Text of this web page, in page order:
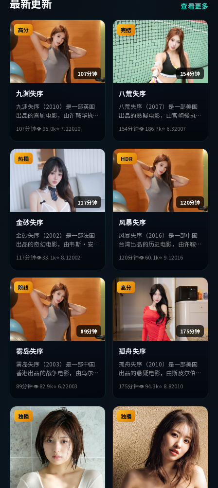
最新更新 查看更多
107分钟
高分
九渊失序
九渊失序（2010）是一部英国
出品的喜剧电影，由许鞍华执
演。影片在叙事与视听上力求突
破，探讨人性与抉择，节奏张弛
有度，适合喜欢该类型的观众完
整观看。
107分钟👁95.0k⭐7.22010
154分钟
完结
八荒失序
八荒失序（2007）是一部美国
出品的悬疑电影，由宫崎骏执
等主演。影片在叙事与视听上力
求突破，探讨人性与抉择，节奏
张弛有度，适合喜欢该类型的观
众完整观看。
154分钟👁186.7k⭐ 6.32007
117分钟
热播
金砂失序
金砂失序（2002）是一部法国
出品的奇幻电影，由韦斯·安
达亚等主演。影片在叙事与视听
上力求突破，探讨人性与抉择，
节奏张弛有度，适合喜欢该类型
的观众完整观看。
117分钟👁33.1k⭐ 8.12002
120分钟
HDR
风暴失序
风暴失序（2016）是一部中国
台湾出品的历史电影，由许鞍华
等主演。影片在叙事与视听上力
求突破，探讨人性与抉择，节奏
张弛有度，适合喜欢该类型的观
众完整观看。
120分钟👁60.1k⭐ 9.12016
89分钟
院线
雾岛失序
雾岛失序（2003）是一部中国
香港出品的战争电影，由乌尔善
玺等主演。影片在叙事与视听上
力求突破，探讨人性与抉择，节
奏张弛有度，适合喜欢该类型的
观众完整观看。
89分钟👁82.9k⭐ 6.22003
175分钟
高分
孤舟失序
孤舟失序（2010）是一部美国
出品的悬疑电影，由斯皮尔伯格
等主演。影片在叙事与视听上力
求突破，探讨人性与抉择，节奏
张弛有度，适合喜欢该类型的观
众完整观看。
175分钟👁94.3k⭐ 8.82010
独播 独播